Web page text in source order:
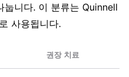
니다. 이 분류는 Quinnell
사용됩니다.
권장 치료